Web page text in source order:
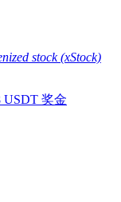
分 25,000 USDT 獎
赢取
獎池
stock (xStock)
USDT 奖金